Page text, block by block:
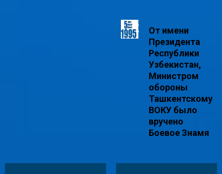
От имени
Президента
Республики
Узбекистан,
Министром
обороны
Ташкентскому
ВОКУ было
вручено
Боевое Знамя